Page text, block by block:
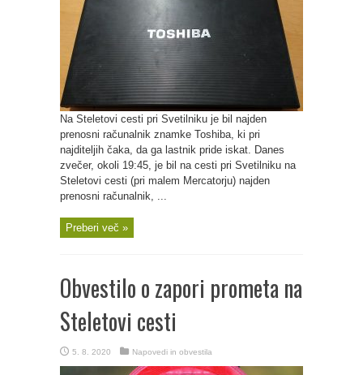
Na Steletovi cesti pri Svetilniku je bil najden
prenosni računalnik znamke Toshiba, ki pri
najditeljih čaka, da ga lastnik pride iskat. Danes
zvečer, okoli 19:45, je bil na cesti pri Svetilniku na
Steletovi cesti (pri malem Mercatorju) najden
prenosni računalnik, ...
Preberi več »
Obvestilo o zapori prometa na
Steletovi cesti
5. 8. 2020 Napovedi in obvestila